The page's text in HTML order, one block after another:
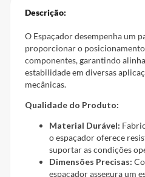
Descrição:
O Espaçador desempenha um
proporcionar o
componentes, garantindo
estabilidade em diversas
mecânicas.
Qualidade do Produto:
Material Durável:
o espaçador oferece
suportar as condições
Dimensões Precisas:
espaçador assegura um